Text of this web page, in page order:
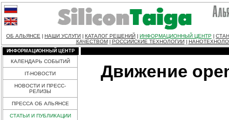
ОБ АЛЬЯНСЕ НАШИ УСЛУГИ КАТАЛОГ РЕШЕНИЙ ИНФОРМАЦИОННЫЙ ЦЕНТР
КАЧЕСТВОМ
РОССИЙСКИЕ ТЕХНОЛОГИИ
ИНФОРМАЦИОННЫЙ ЦЕНТР
КАЛЕНДАРЬ СОБЫТИЙ
IT-НОВОСТИ
НОВОСТИ И ПРЕСС-
РЕЛИЗЫ
ПРЕССА ОБ АЛЬЯНСЕ
СТАТЬИ И ПУБЛИКАЦИИ
Движение